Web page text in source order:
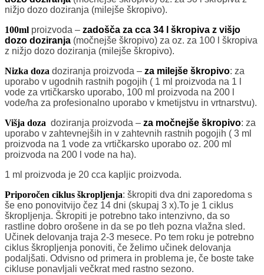
nižjo dozo doziranja (milejše škropivo).
100ml proizvoda – zadošča za cca 34 l škropiva z višjo
dozo doziranja (močnejše škropivo) za oz. za 100 l škropiva
z nižjo dozo doziranja (milejše škropivo).
Nizka doza doziranja proizvoda – za milejše škropivo: za
uporabo v ugodnih rastnih pogojih ( 1 ml proizvoda na 1 l
vode za vrtičkarsko uporabo, 100 ml proizvoda na 200 l
vode/ha za profesionalno uporabo v kmetijstvu in vrtnarstvu).
Višja doza doziranja proizvoda – za močnejše škropivo: za
uporabo v zahtevnejših in v zahtevnih rastnih pogojih ( 3 ml
proizvoda na 1 vode za vrtičkarsko uporabo oz. 200 ml
proizvoda na 200 l vode na ha).
1 ml proizvoda je 20 cca kapljic proizvoda.
Priporočen ciklus škropljenja: škropiti dva dni zaporedoma s
še eno ponovitvijo čez 14 dni (skupaj 3 x).To je 1 ciklus
škropljenja. Škropiti je potrebno tako intenzivno, da so
rastline dobro orošene in da se po tleh pozna vlažna sled.
Učinek delovanja traja 2-3 mesece. Po tem roku je potrebno
ciklus škropljenja ponoviti, če želimo učinek delovanja
podaljšati. Odvisno od primera in problema je, če boste take
cikluse ponavljali večkrat med rastno sezono.